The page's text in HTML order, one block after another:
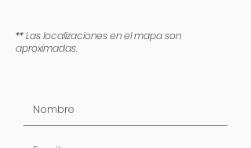
** Las localizaciones en el mapa son
aproximadas.